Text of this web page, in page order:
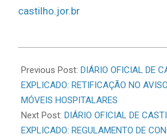
castilho.jor.br
06-
11
Previous Post: DIÁRIO OFICIAL DE
EXPLICADO: RETIFICAÇÃO NO
MÓVEIS HOSPITALARES
Next Post: DIÁRIO OFICIAL DE
EXPLICADO: REGULAMENTO DE